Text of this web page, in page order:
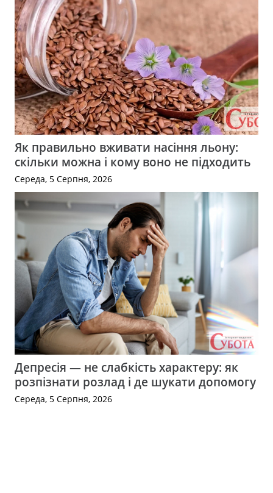
Як правильно вживати насіння льону:
скільки можна і кому воно не підходить
Середа, 5 Серпня, 2026
Депресія — не слабкість характеру: як
розпізнати розлад і де шукати допомогу
Середа, 5 Серпня, 2026